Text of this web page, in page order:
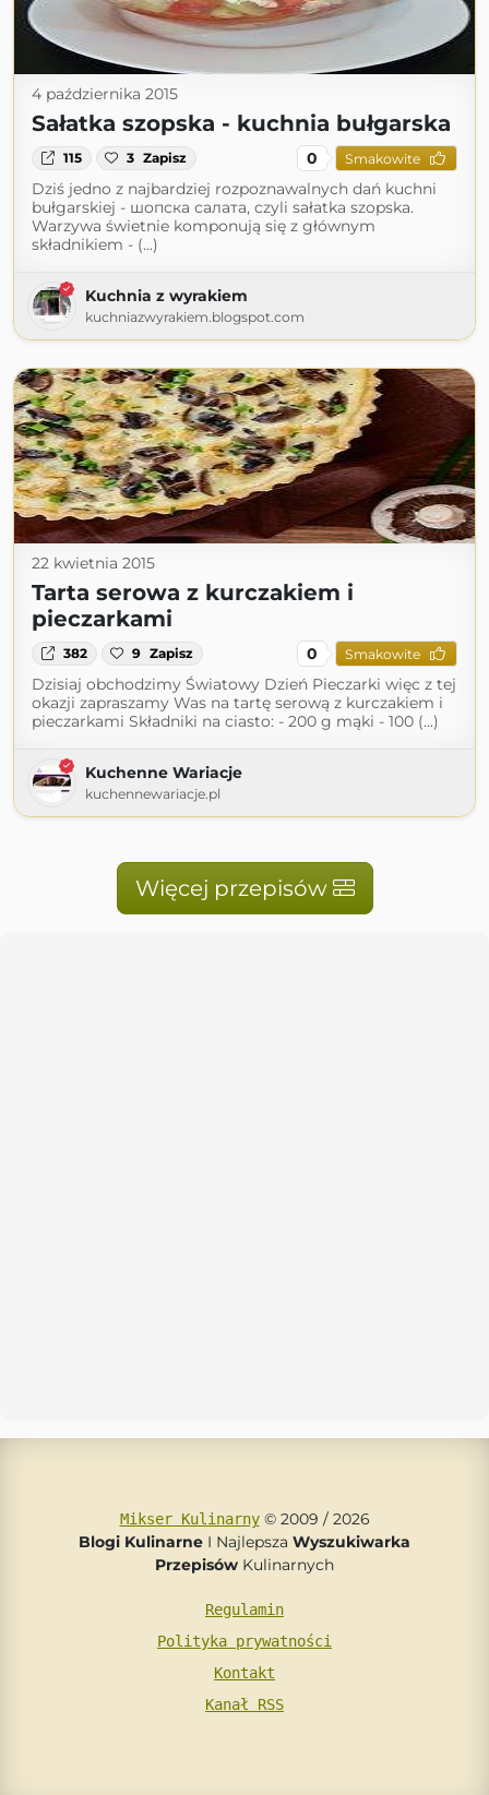
4 października 2015
Sałatka szopska - kuchnia bułgarska
115 3 Zapisz 0 Smakowite
Dziś jedno z najbardziej rozpoznawalnych dań kuchni
bułgarskiej - шопска салата, czyli sałatka szopska.
Warzywa świetnie komponują się z głównym
składnikiem - (...)
Kuchnia z wyrakiem
kuchniazwyrakiem.blogspot.com
22 kwietnia 2015
Tarta serowa z kurczakiem i
pieczarkami
382 9 Zapisz 0 Smakowite
Dzisiaj obchodzimy Światowy Dzień Pieczarki więc z tej
okazji zapraszamy Was na tartę serową z kurczakiem i
pieczarkami Składniki na ciasto: - 200 g mąki - 100 (...)
Kuchenne Wariacje
kuchennewariacje.pl
Więcej przepisów
Mikser Kulinarny© 2009 / 2026
Blogi Kulinarne I Najlepsza Wyszukiwarka
Przepisów Kulinarnych
Regulamin
Polityka prywatności
Kontakt
Kanał RSS